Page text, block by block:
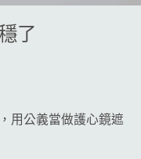
了
用公義當做護心鏡遮